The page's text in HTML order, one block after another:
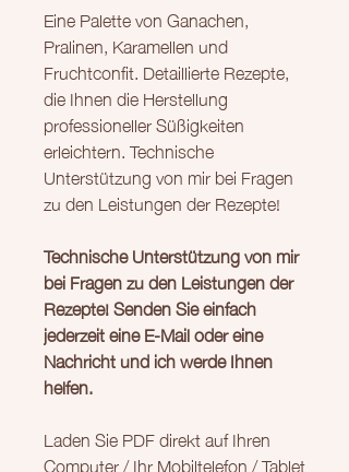
Eine Palette von Ganachen,
Pralinen, Karamellen und
Fruchtconfit. Detaillierte Rezepte,
die Ihnen die Herstellung
professioneller Süßigkeiten
erleichtern. Technische
Unterstützung von mir bei Fragen
zu den Leistungen der Rezepte!
Technische Unterstützung von mir
bei Fragen zu den Leistungen der
Rezepte! Senden Sie einfach
jederzeit eine E-Mail oder eine
Nachricht und ich werde Ihnen
helfen.
Laden Sie PDF direkt auf Ihren
Computer / Ihr Mobiltelefon / Tablet